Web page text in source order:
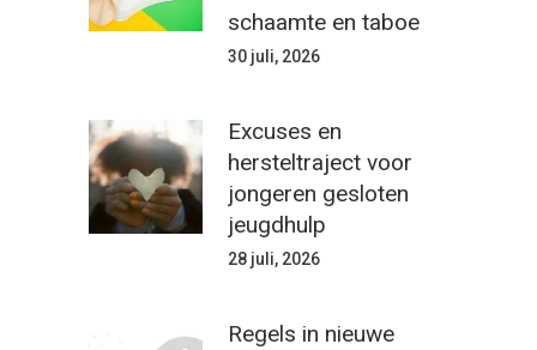
schaamte en taboe
30 juli, 2026
Excuses en
hersteltraject voor
jongeren gesloten
jeugdhulp
28 juli, 2026
Regels in nieuwe